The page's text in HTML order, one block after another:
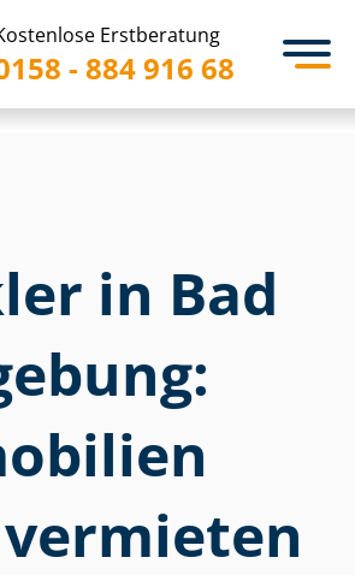
Erstberatung
- 884 916 68
in Bad